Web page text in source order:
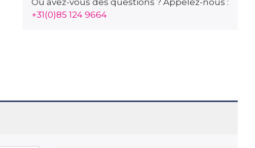
Ou avez-vous des questions ? Appelez-nous :
+31(0)85 124 9664